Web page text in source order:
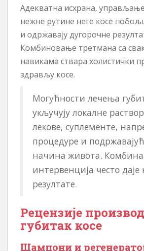
Адекватна исхрана,
нежне рутине неге косе
и одржавају дугорочне
Комбиновање третмана са
навикама ствара холистички
здрављу косе.
Могућности лечења
укључују локалне
лекове, суплементе,
процедуре и
начина живота.
интервенција често даје
резултате.
Рецензије
губитак косе
Шампони и